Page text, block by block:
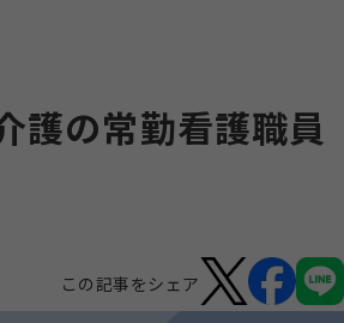
護の常勤看護職員
この記事をシェア